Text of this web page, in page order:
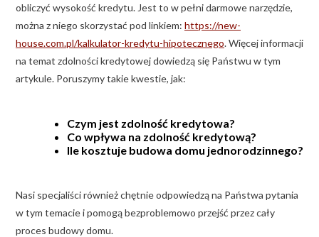
obliczyć wysokość kredytu. Jest to w pełni darmowe narzędzie,
można z niego skorzystać pod linkiem: https://new-
house.com.pl/kalkulator-kredytu-hipotecznego. Więcej informacji
na temat zdolności kredytowej dowiedzą się Państwu w tym
artykule. Poruszymy takie kwestie, jak:
Czym jest zdolność kredytowa?
Co wpływa na zdolność kredytową?
Ile kosztuje budowa domu jednorodzinnego?
Nasi specjaliści również chętnie odpowiedzą na Państwa pytania
w tym temacie i pomogą bezproblemowo przejść przez cały
proces budowy domu.